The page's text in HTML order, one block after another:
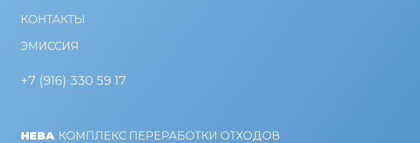
НЕВА КОМПЛЕКС ПЕРЕРАБОТКИ ОТХОДОВ
КОНТАКТЫ
ЭМИССИЯ
+7 (916) 330 59 17